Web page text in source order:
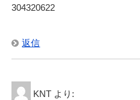
304320622
返信
KNT より: